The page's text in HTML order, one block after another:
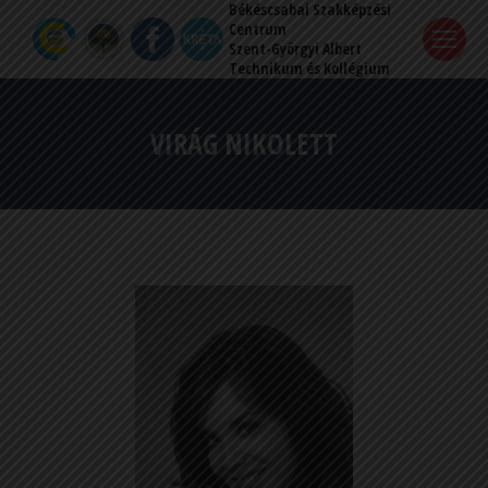
Békéscsabai Szakképzési
Centrum
Szent-Györgyi Albert
Technikum és Kollégium
VIRÁG NIKOLETT